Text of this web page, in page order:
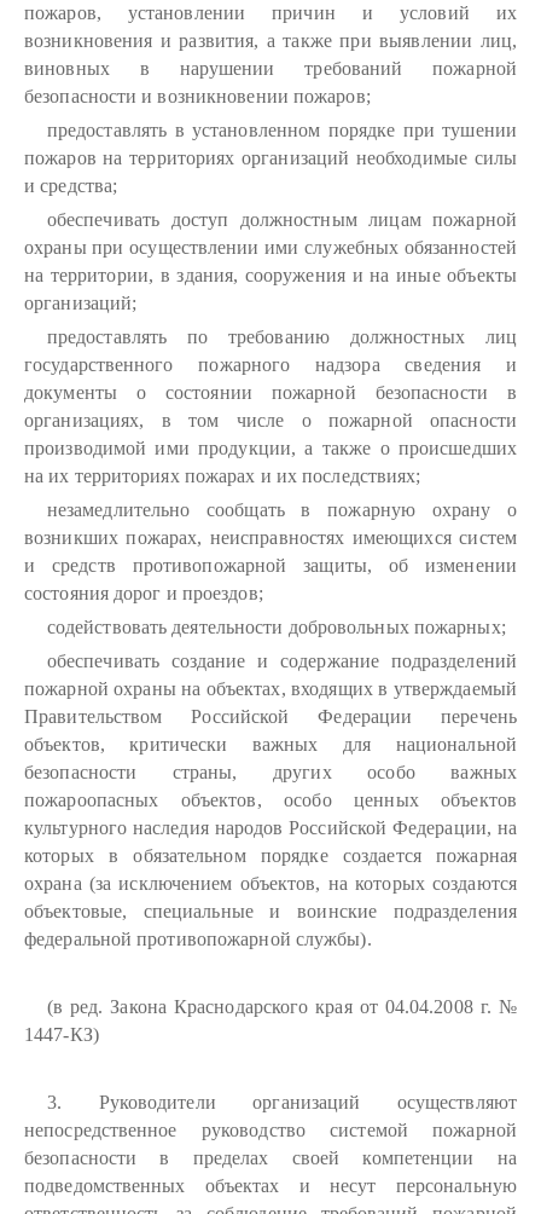
пожаров, установлении причин и условий их
возникновения и развития, а также при выявлении лиц,
виновных в нарушении требований пожарной
безопасности и возникновении пожаров;
предоставлять в установленном порядке при тушении
пожаров на территориях организаций необходимые силы
и средства;
обеспечивать доступ должностным лицам пожарной
охраны при осуществлении ими служебных обязанностей
на территории, в здания, сооружения и на иные объекты
организаций;
предоставлять по требованию должностных лиц
государственного пожарного надзора сведения и
документы о состоянии пожарной безопасности в
организациях, в том числе о пожарной опасности
производимой ими продукции, а также о происшедших
на их территориях пожарах и их последствиях;
незамедлительно сообщать в пожарную охрану о
возникших пожарах, неисправностях имеющихся систем
и средств противопожарной защиты, об изменении
состояния дорог и проездов;
содействовать деятельности добровольных пожарных;
обеспечивать создание и содержание подразделений
пожарной охраны на объектах, входящих в утверждаемый
Правительством Российской Федерации перечень
объектов, критически важных для национальной
безопасности страны, других особо важных
пожароопасных объектов, особо ценных объектов
культурного наследия народов Российской Федерации, на
которых в обязательном порядке создается пожарная
охрана (за исключением объектов, на которых создаются
объектовые, специальные и воинские подразделения
федеральной противопожарной службы).
(в ред. Закона Краснодарского края от 04.04.2008 г. №
1447-КЗ)
3. Руководители организаций осуществляют
непосредственное руководство системой пожарной
безопасности в пределах своей компетенции на
подведомственных объектах и несут персональную